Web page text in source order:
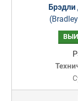
Брэдли